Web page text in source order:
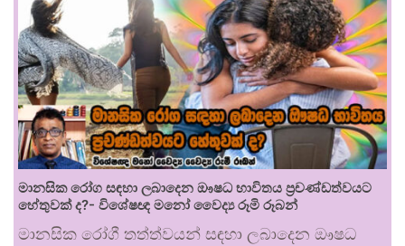
මානසික රෝග සඳහා ලබාදෙන ඖෂධ භාවිතය ප්‍රචණ්ඩත්වයට
හේතුවක් ද?- විශේෂඥ මනෝ වෛද්‍ය රූමි රූබන්
මානසික රෝගී තත්ත්වයන් සඳහා ලබාදෙන ඖෂධ